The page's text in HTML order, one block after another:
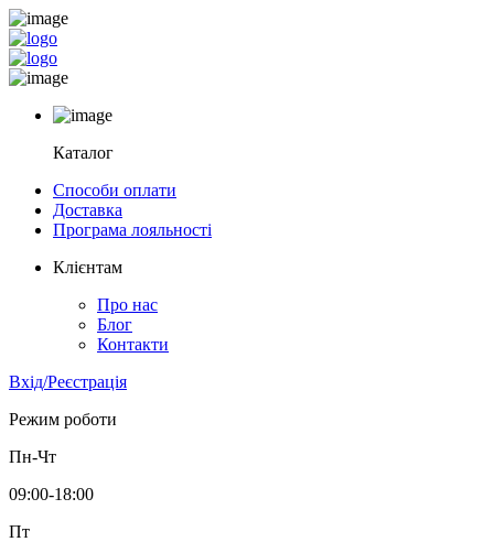
Каталог
Способи оплати
Доставка
Програма лояльності
Клієнтам
Про нас
Блог
Контакти
Вхід/Реєстрація
Режим роботи
Пн-Чт
09:00-18:00
Пт